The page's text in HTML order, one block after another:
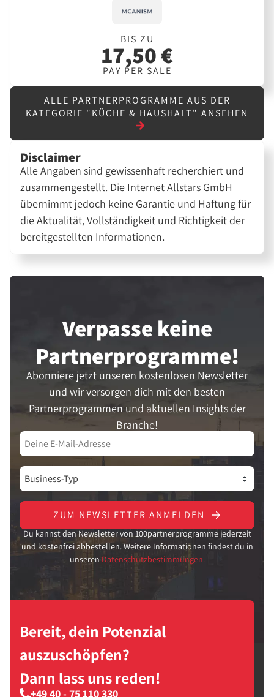
BIS ZU
17,50 €
PAY PER SALE
ALLE PARTNERPROGRAMME AUS DER
KATEGORIE "KÜCHE & HAUSHALT" ANSEHEN
Disclaimer
Alle Angaben sind gewissenhaft recherchiert und
zusammengestellt. Die Internet Allstars GmbH
übernimmt jedoch keine Garantie und Haftung für
die Aktualität, Vollständigkeit und Richtigkeit der
bereitgestellten Informationen.
Verpasse keine
Partner­programme!
Abonniere jetzt unseren kostenlosen Newsletter
und wir versorgen dich mit den besten
Partnerprogrammen und aktuellen Insights der
Branche!
ZUM NEWSLETTER ANMELDEN
Du kannst den Newsletter von 100partnerprogramme jederzeit
und kostenfrei abbestellen. Weitere Informationen findest du in
unseren Datenschutzbestimmungen.
Bereit, dein Potenzial
auszuschöpfen?
Dann lass uns reden!
+49 40 - 75 110 330